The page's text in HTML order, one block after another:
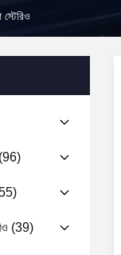
(96)
(39)